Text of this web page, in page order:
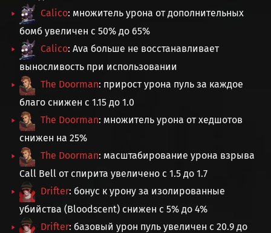
Calico: множитель урона от дополнительных
бомб увеличен с 50% до 65%
Calico: Ava больше не восстанавливает
выносливость при использовании
The Doorman: прирост урона пуль за каждое
благо снижен с 1.15 до 1.0
The Doorman: множитель урона от хедшотов
снижен на 25%
The Doorman: масштабирование урона взрыва
Call Bell от спирита увеличено с 1.5 до 1.7
Drifter: бонус к урону за изолированные
убийства (Bloodscent) снижен с 5% до 4%
Drifter: базовый урон пуль увеличен с 20.9 до